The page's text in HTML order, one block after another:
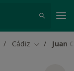
Cádiz Cambiar
Juan